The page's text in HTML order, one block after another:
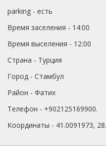
parking - есть
Время заселения - 14:00
Время выселения - 12:00
Страна - Турция
Город - Стамбул
Район - Фатих
Телефон - +902125169900.
Координаты - 41.0091973,